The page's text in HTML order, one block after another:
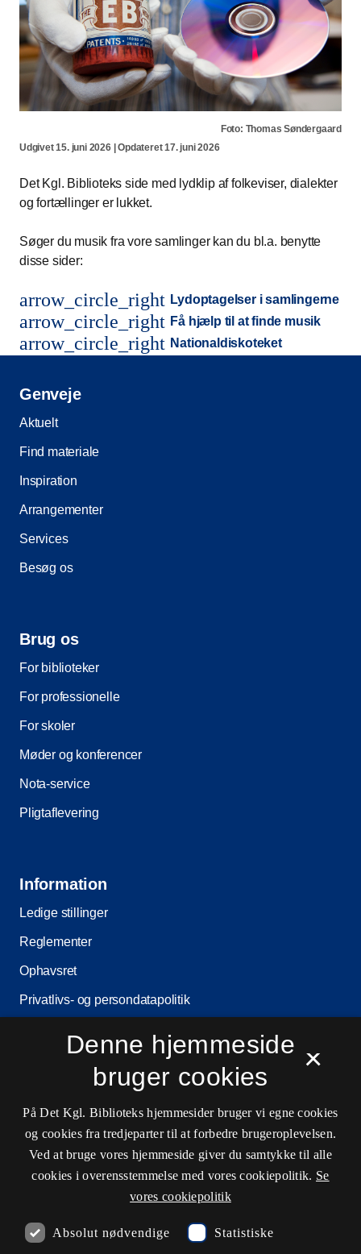
Foto: Thomas Søndergaard
Udgivet 15. juni 2026 | Opdateret 17. juni 2026
Det Kgl. Biblioteks side med lydklip af folkeviser, dialekter
og fortællinger er lukket.
Søger du musik fra vore samlinger kan du bl.a. benytte
disse sider:
arrow_circle_right Lydoptagelser i samlingerne
arrow_circle_right Få hjælp til at finde musik
arrow_circle_right Nationaldiskoteket
Genveje
Aktuelt
Find materiale
Inspiration
Arrangementer
Services
Besøg os
Brug os
For biblioteker
For professionelle
For skoler
Møder og konferencer
Nota-service
Pligtaflevering
Information
Ledige stillinger
Reglementer
Ophavsret
Privatlivs- og persondatapolitik
Cookieindstillinger
Kontaktinformationer
Åbningstider
×
Denne hjemmeside
bruger cookies
På Det Kgl. Biblioteks hjemmesider bruger vi egne cookies
og cookies fra tredjeparter til at forbedre brugeroplevelsen.
Ved at bruge vores hjemmeside giver du samtykke til alle
cookies i overensstemmelse med vores cookiepolitik. Se
vores cookiepolitik
Absolut nødvendige Statistiske